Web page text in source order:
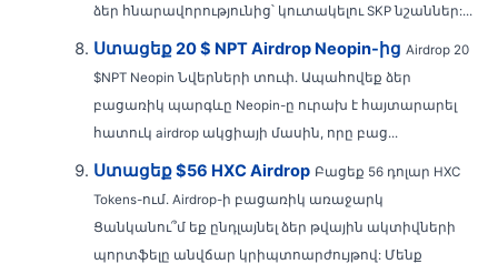
ձեր հնարավորությունից՝ կուտակելու SKP նշաններ:...
Ստացեք 20 $ NPT Airdrop Neopin-ից Airdrop 20
$NPT Neopin Նվերների տուփ. Ապահովեք ձեր
բացառիկ պարգևը Neopin-ը ուրախ է հայտարարել
հատուկ airdrop ակցիայի մասին, որը բաց...
Ստացեք $56 HXC Airdrop Բացեք 56 դոլար HXC
Tokens-ում. Airdrop-ի բացառիկ առաջարկ
Ցանկանու՞մ եք ընդլայնել ձեր թվային ակտիվների
պորտֆելը անվճար կրիպտոարժույթով: Մենք